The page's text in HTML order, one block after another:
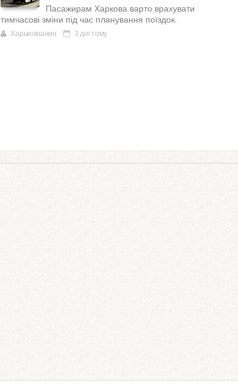
Пасажирам Харкова варто врахувати
тимчасові зміни під час планування поїздок.
Харьковчанин 3 дні тому